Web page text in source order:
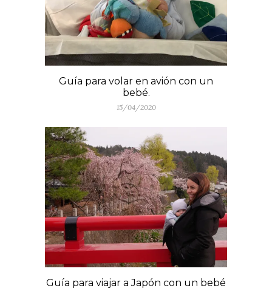
Guía para volar en avión con un
bebé.
15/04/2020
Guía para viajar a Japón con un bebé